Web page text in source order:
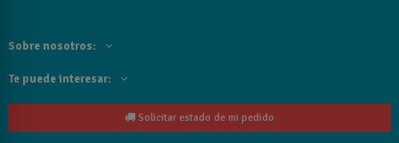
Sobre nosotros:
Te puede interesar:
Solicitar estado de mi pedido